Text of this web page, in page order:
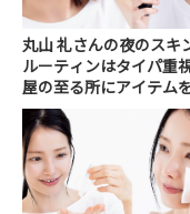
丸山 礼さんの夜のスキ
ルーティンはタイパ重
屋の至る所にアイテム